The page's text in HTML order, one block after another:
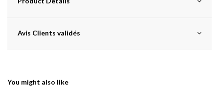
Avis Clients validés
You might also like